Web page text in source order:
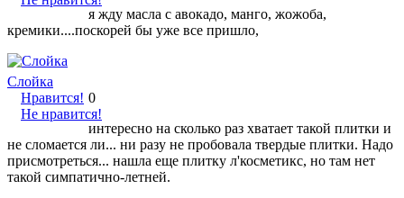
я жду масла с авокадо, манго, жожоба,
кремики....поскорей бы уже все пришло,
Слойка
Нравится!
Не нравится!
0
интересно на сколько раз хватает такой плитки и
не сломается ли... ни разу не пробовала твердые плитки. Надо
присмотреться... нашла еще плитку л'косметикс, но там нет
такой симпатично-летней.